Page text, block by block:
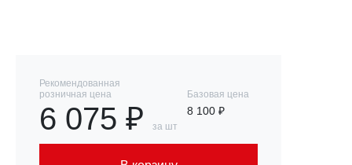
Рекомендованная
розничная цена
6 075 ₽ за шт
Базовая цена
8 100 ₽